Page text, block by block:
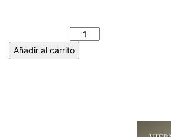
Añadir al carrito